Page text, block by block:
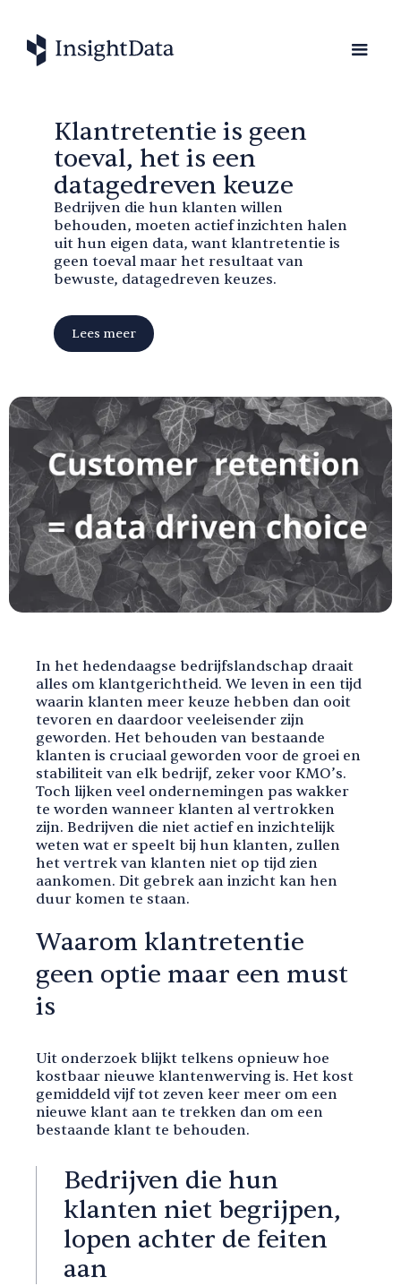
Klantretentie is geen
toeval, het is een
datagedreven keuze
Bedrijven die hun klanten willen
behouden, moeten actief inzichten halen
uit hun eigen data, want klantretentie is
geen toeval maar het resultaat van
bewuste, datagedreven keuzes.
Lees meer
In het hedendaagse bedrijfslandschap draait
alles om klantgerichtheid. We leven in een tijd
waarin klanten meer keuze hebben dan ooit
tevoren en daardoor veeleisender zijn
geworden. Het behouden van bestaande
klanten is cruciaal geworden voor de groei en
stabiliteit van elk bedrijf, zeker voor KMO’s.
Toch lijken veel ondernemingen pas wakker
te worden wanneer klanten al vertrokken
zijn. Bedrijven die niet actief en inzichtelijk
weten wat er speelt bij hun klanten, zullen
het vertrek van klanten niet op tijd zien
aankomen. Dit gebrek aan inzicht kan hen
duur komen te staan.
Waarom klantretentie
geen optie maar een must
is
Uit onderzoek blijkt telkens opnieuw hoe
kostbaar nieuwe klantenwerving is. Het kost
gemiddeld vijf tot zeven keer meer om een
nieuwe klant aan te trekken dan om een
bestaande klant te behouden.
Bedrijven die hun
klanten niet begrijpen,
lopen achter de feiten
aan